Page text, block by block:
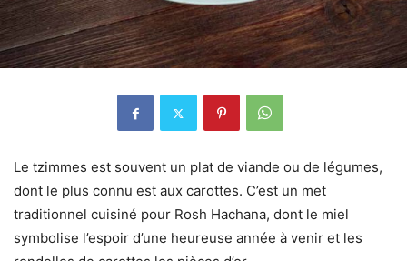
Le tzimmes est souvent un plat de viande ou de légumes,
dont le plus connu est aux carottes. C’est un met
traditionnel cuisiné pour Rosh Hachana, dont le miel
symbolise l’espoir d’une heureuse année à venir et les